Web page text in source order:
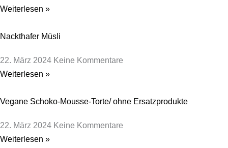
Weiterlesen »
Nackthafer Müsli
22. März 2024 Keine Kommentare
Weiterlesen »
Vegane Schoko-Mousse-Torte/ ohne Ersatzprodukte
22. März 2024 Keine Kommentare
Weiterlesen »